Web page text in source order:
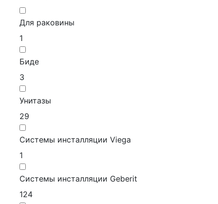
Для раковины
1
Биде
3
Унитазы
29
Системы инсталляции Viega
1
Системы инсталляции Geberit
124